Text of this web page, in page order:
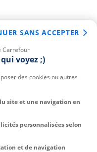
Carrefour
voyez ;)
des cookies ou autres
site et une navigation en
personnalisées selon
et de navigation
SANS ACCEPTER